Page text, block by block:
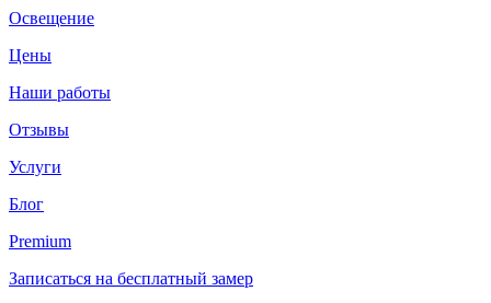
Освещение
Цены
Наши работы
Отзывы
Услуги
Блог
Premium
Записаться на бесплатный замер